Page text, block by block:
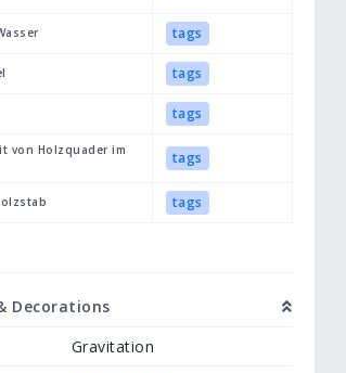
tags
tags
tags
von Holzquader im
tags
tags
Decorations
Gravitation